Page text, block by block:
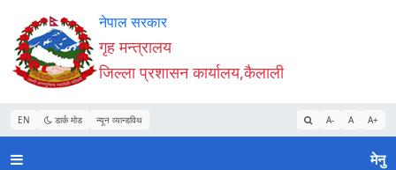
Accessibility
Mode
सुरु
गर्नुहोस्
सामाग्री
पढ्नुहाेस्
नेभिगेसन
पढ्नुहाेस्
वेबसाइट
खोजमा
जानुहोस्
नेपाल सरकार
गृह मन्त्रालय
जिल्ला प्रशासन कार्यालय,कैलाली
EN डार्क मोड न्यून व्यान्डविथ A- A A+
मेनु